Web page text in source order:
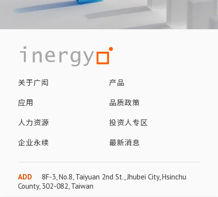
关于广闳 产品
应用 品质政策
人力资源 投资人专区
企业永续 最新消息
ADD
8F-3, No.8, Taiyuan 2nd St., Jhubei City, Hsinchu
County, 302-082, Taiwan